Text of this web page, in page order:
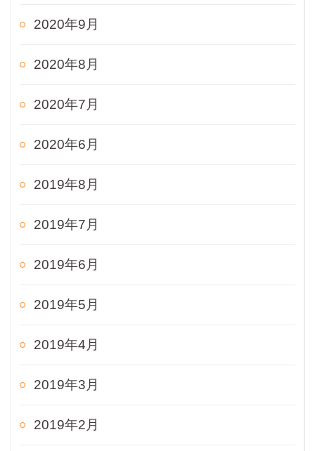
2020年9月
2020年8月
2020年7月
2020年6月
2019年8月
2019年7月
2019年6月
2019年5月
2019年4月
2019年3月
2019年2月